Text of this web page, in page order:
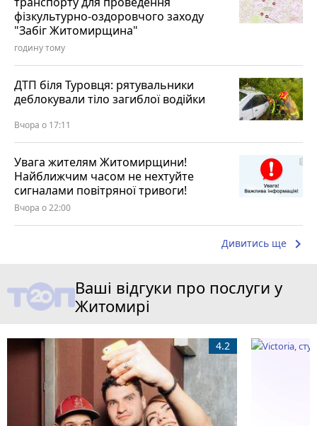
фізкультурно-оздоровчого заходу
"Забіг Житомирщина"
годину тому
ДТП біля Туровця: рятувальники
деблокували тіло загиблої водійки
Вчора о 17:11
Увага жителям Житомирщини!
Найближчим часом не нехтуйте
сигналами повітряної тривоги!
Вчора о 22:00
Дивитись ще keyboard_arrow_right
Ваші відгуки про послуги у
Житомирі
4.2